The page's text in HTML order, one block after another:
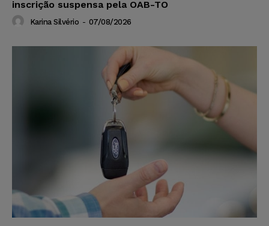
inscrição suspensa pela OAB-TO
Karina Silvério - 07/08/2026